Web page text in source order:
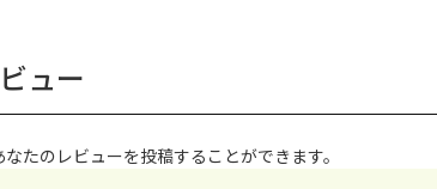
ュー
たのレビューを投稿することができます。